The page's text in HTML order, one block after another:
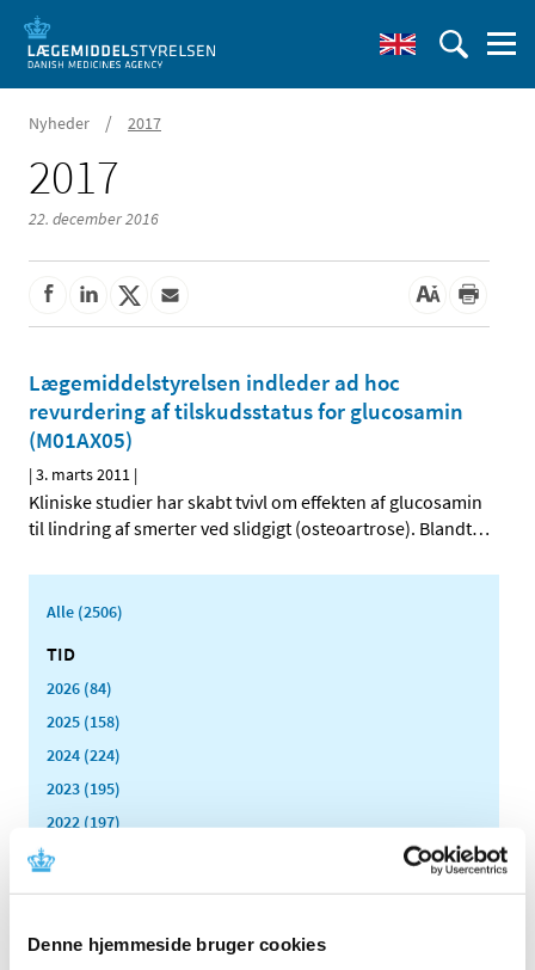
Denne hjemmeside bruger cookies
Nyheder / 2017
2017
22. december 2016
Lægemiddelstyrelsen indleder ad hoc
revurdering af tilskudsstatus for glucosamin
(M01AX05)
|3. marts 2011 |
Kliniske studier har skabt tvivl om effekten af glucosamin
til lindring af smerter ved slidgigt (osteoartrose). Blandt…
Alle (2506)
TID
2026 (84)
2025 (158)
2024 (224)
2023 (195)
2022 (197)
2021 (516)
2020 (263)
2018 (150)